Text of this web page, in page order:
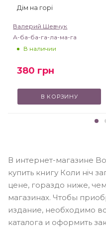
Дім на горі
Валерий Шевчук
А-ба-ба-га-ла-ма-га
В наличии
380 грн
В КОРЗИНУ
В интернет-магазине
купить книгу Коли ніч
цене, гораздо ниже,
магазинах. Чтобы
издание, необходимо
каталога и оформить